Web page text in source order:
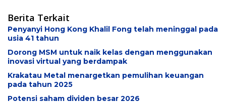
Berita Terkait
Penyanyi Hong Kong Khalil Fong telah meninggal pada
usia 41 tahun
Dorong MSM untuk naik kelas dengan menggunakan
inovasi virtual yang berdampak
Krakatau Metal menargetkan pemulihan keuangan
pada tahun 2025
Potensi saham dividen besar 2026